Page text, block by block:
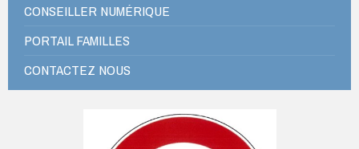
CONSEILLER NUMÉRIQUE
PORTAIL FAMILLES
CONTACTEZ NOUS